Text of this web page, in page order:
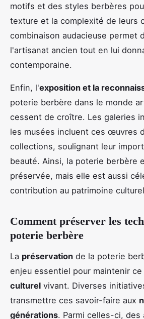
motifs et des styles berbères
texture et la complexité de leurs
combinaison audacieuse permet
l'artisanat ancien tout en lui
contemporaine.
Enfin, l'exposition et la
poterie berbère dans le monde
cessent de croître. Les galeries
les musées incluent ces œuvres
collections, soulignant leur
beauté. Ainsi, la poterie berbère
préservée, mais elle est aussi
contribution au patrimoine
Comment préserver les
poterie berbère
La préservation de la poterie
enjeu essentiel pour maintenir ce
culturel vivant. Diverses
transmettre ces savoir-faire aux
générations. Parmi celles-ci, des